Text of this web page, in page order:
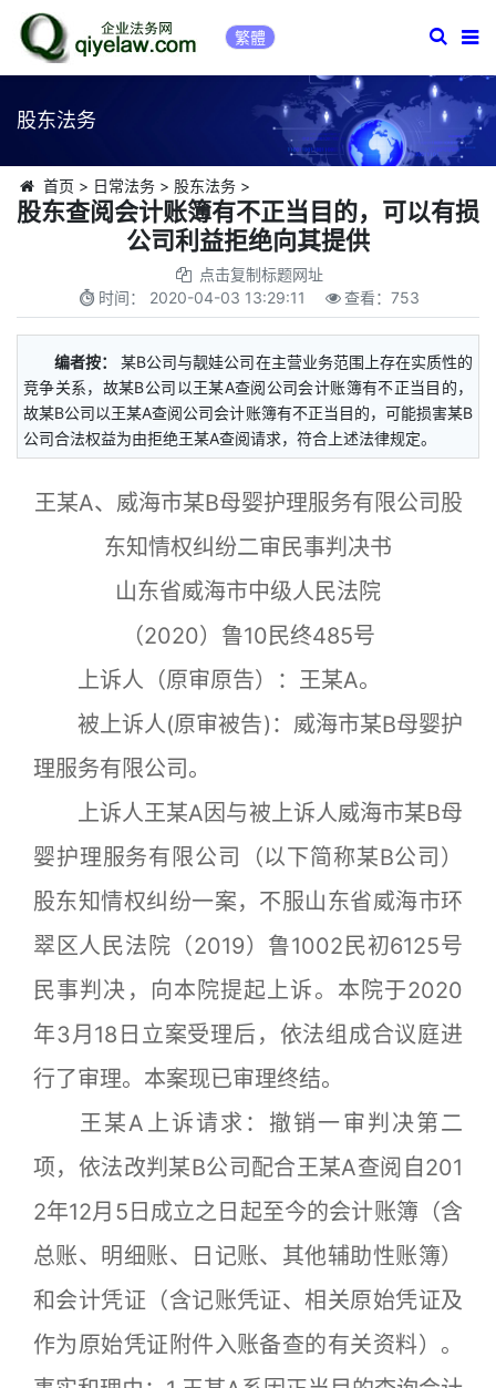
繁體
股东法务
首页 > 日常法务> 股东法务>
股东查阅会计账簿有不正当目的，可以有损
公司利益拒绝向其提供
点击复制标题网址
时间： 2020-04-03 13:29:11 查看：753
编者按：
某B公司与靓娃公司在主营业务范围上存在实质性的
竞争关系，故某B公司以王某A查阅公司会计账簿有不正当目的，
故某B公司以王某A查阅公司会计账簿有不正当目的，可能损害某B
公司合法权益为由拒绝王某A查阅请求，符合上述法律规定。
王某A、威海市某B母婴护理服务有限公司股
东知情权纠纷二审民事判决书
山东省威海市中级人民法院
（2020）鲁10民终485号
上诉人（原审原告）：王某A。
被上诉人(原审被告)：威海市某B母婴护
理服务有限公司。
上诉人王某A因与被上诉人威海市某B母
婴护理服务有限公司（以下简称某B公司）
股东知情权纠纷一案，不服山东省威海市环
翠区人民法院（2019）鲁1002民初6125号
民事判决，向本院提起上诉。本院于2020
年3月18日立案受理后，依法组成合议庭进
行了审理。本案现已审理终结。
王某A上诉请求：撤销一审判决第二
项，依法改判某B公司配合王某A查阅自201
2年12月5日成立之日起至今的会计账簿（含
总账、明细账、日记账、其他辅助性账簿）
和会计凭证（含记账凭证、相关原始凭证及
作为原始凭证附件入账备查的有关资料）。